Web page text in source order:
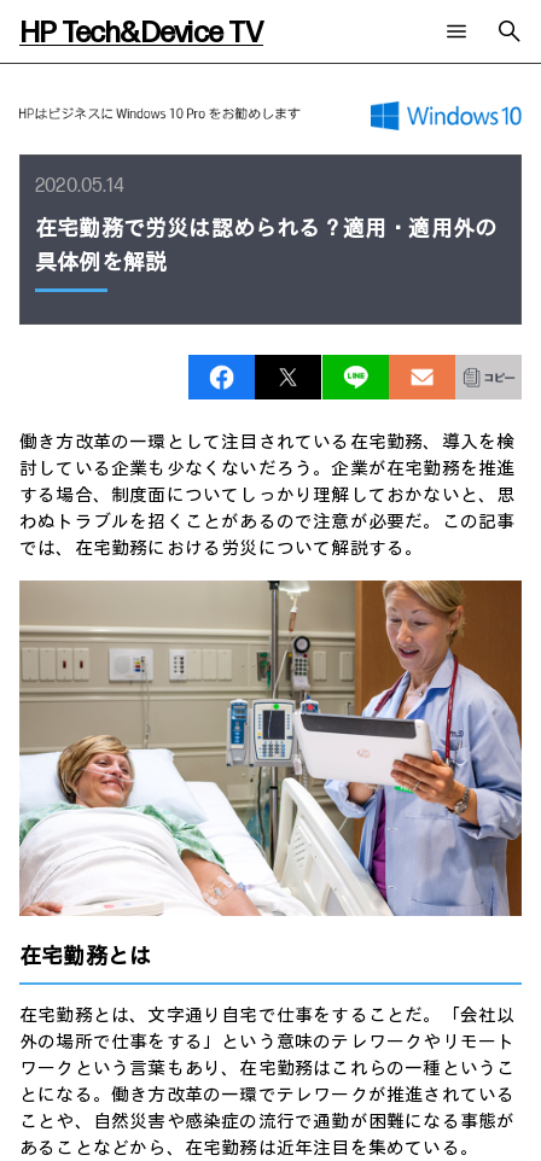
HP Tech&Device TV
チャンネル
AIの進化と活用事例
製品トレンド & レビュー
サイバーセキュリティ
事例
イベントレポート
WXP（DEXツール）
イベント・コラム
イベント・セミナー情報
コラム一覧
ご相談
メールニュース会員登録
HP Tech&Device TV 内のコンテンツを検索します。
2020.05.14
在宅勤務で労災は認められる？適用・適用外の
具体例を解説
働き方改革の一環として注目されている在宅勤務、導入を検
討している企業も少なくないだろう。企業が在宅勤務を推進
する場合、制度面についてしっかり理解しておかないと、思
わぬトラブルを招くことがあるので注意が必要だ。この記事
では、在宅勤務における労災について解説する。
在宅勤務とは
在宅勤務とは、文字通り自宅で仕事をすることだ。「会社以
外の場所で仕事をする」という意味のテレワークやリモート
ワークという言葉もあり、在宅勤務はこれらの一種というこ
とになる。働き方改革の一環でテレワークが推進されている
ことや、自然災害や感染症の流行で通勤が困難になる事態が
あることなどから、在宅勤務は近年注目を集めている。